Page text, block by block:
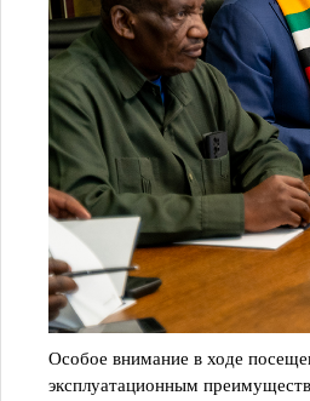
Особое внимание в ходе
эксплуатационным